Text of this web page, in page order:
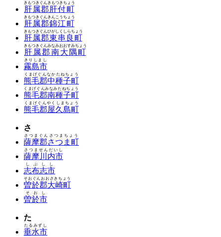
肝属郡肝付町
きもつきぐんきもつきちょう
肝属郡錦江町
きもつきぐんきんこうちょう
肝属郡東串良町
きもつきぐんひがしくしらちょう
肝属郡南大隅町
きもつきぐんみなみおおすみちょう
霧島市
きりしまし
熊毛郡中種子町
くまげぐんなかたねちょう
熊毛郡南種子町
くまげぐんみなみたねちょう
熊毛郡屋久島町
くまげぐんやくしまちょう
さ
薩摩郡さつま町
さつまぐんさつまちょう
薩摩川内市
さつませんだいし
志布志市
しぶしし
曽於郡大崎町
そおぐんおおさきちょう
曽於市
そおし
た
垂水市
たるみずし